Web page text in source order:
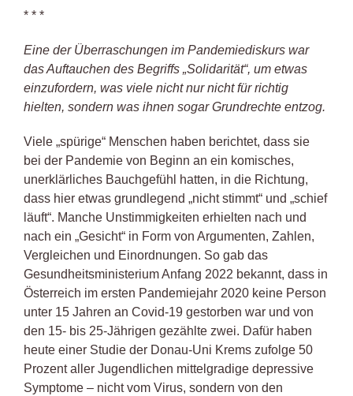
* * *
Eine der Überraschungen im Pandemiediskurs war
das Auftauchen des Begriffs „Solidarität“, um etwas
einzufordern, was viele nicht nur nicht für richtig
hielten, sondern was ihnen sogar Grundrechte entzog.
Viele „spürige“ Menschen haben berichtet, dass sie
bei der Pandemie von Beginn an ein komisches,
unerklärliches Bauchgefühl hatten, in die Richtung,
dass hier etwas grundlegend „nicht stimmt“ und „schief
läuft“. Manche Unstimmigkeiten erhielten nach und
nach ein „Gesicht“ in Form von Argumenten, Zahlen,
Vergleichen und Einordnungen. So gab das
Gesundheitsministerium Anfang 2022 bekannt, dass in
Österreich im ersten Pandemiejahr 2020 keine Person
unter 15 Jahren an Covid-19 gestorben war und von
den 15- bis 25-Jährigen gezählte zwei. Dafür haben
heute einer Studie der Donau-Uni Krems zufolge 50
Prozent aller Jugendlichen mittelgradige depressive
Symptome – nicht vom Virus, sondern von den